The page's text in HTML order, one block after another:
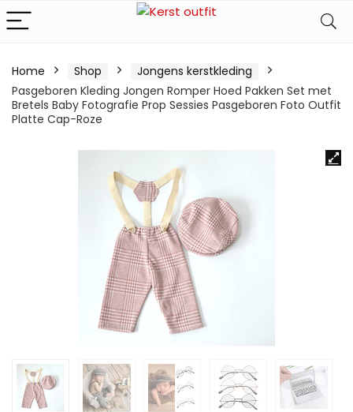
Home Shop
Jongens kerstkleding
Pasgeboren Kleding Jongen Romper Hoed Pakken Set met
Bretels Baby Fotografie Prop Sessies Pasgeboren Foto Outfit
Platte Cap-Roze